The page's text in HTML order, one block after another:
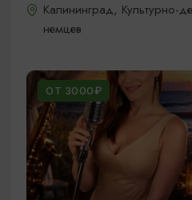
Калининград, Культурно-
немцев
ОТ 3000₽